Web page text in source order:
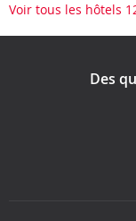
Voir tous les hôtels
Des